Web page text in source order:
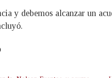
y debemos alcanzar un